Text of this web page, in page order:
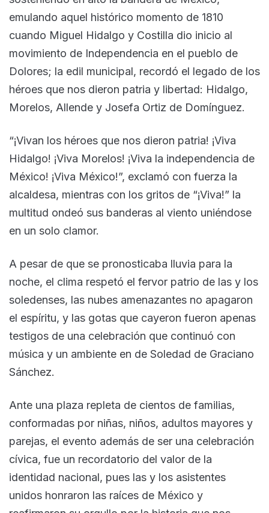
emulando aquel histórico momento de 1810
cuando Miguel Hidalgo y Costilla dio inicio al
movimiento de Independencia en el pueblo de
Dolores; la edil municipal, recordó el legado de los
héroes que nos dieron patria y libertad: Hidalgo,
Morelos, Allende y Josefa Ortiz de Domínguez.
“¡Vivan los héroes que nos dieron patria! ¡Viva
Hidalgo! ¡Viva Morelos! ¡Viva la independencia de
México! ¡Viva México!”, exclamó con fuerza la
alcaldesa, mientras con los gritos de “¡Viva!” la
multitud ondeó sus banderas al viento uniéndose
en un solo clamor.
A pesar de que se pronosticaba lluvia para la
noche, el clima respetó el fervor patrio de las y los
soledenses, las nubes amenazantes no apagaron
el espíritu, y las gotas que cayeron fueron apenas
testigos de una celebración que continuó con
música y un ambiente en de Soledad de Graciano
Sánchez.
Ante una plaza repleta de cientos de familias,
conformadas por niñas, niños, adultos mayores y
parejas, el evento además de ser una celebración
cívica, fue un recordatorio del valor de la
identidad nacional, pues las y los asistentes
unidos honraron las raíces de México y